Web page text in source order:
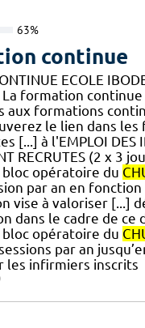
63%
continue
ECOLE
La formation
aux formations
le lien dans les
[...] à l'EMPLOI DES
RECRUTES (2 x 3
opératoire du
par an en fonction
vise à valoriser [...]
dans le cadre de ce
opératoire du
par an
les infirmiers inscrits